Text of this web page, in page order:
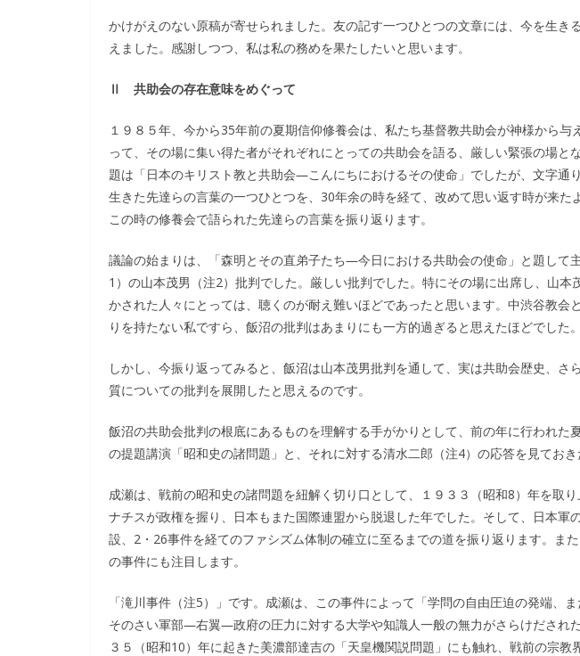
かけがえのない原稿が寄せられました。友の記す一つひとつの文章には、今を生き
えました。感謝しつつ、私は私の務めを果たしたいと思います。
Ⅱ 共助会の存在意味をめぐって
１９８５年、今から35年前の夏期信仰修養会は、私たち基督教共助会が神様から与
って、その場に集い得た者がそれぞれにとっての共助会を語る、厳しい緊張の場と
題は「日本のキリスト教と共助会―こんにちにおけるその使命」でしたが、文字通
生きた先達らの言葉の一つひとつを、30年余の時を経て、改めて思い返す時が来た
この時の修養会で語られた先達らの言葉を振り返ります。
議論の始まりは、「森明とその直弟子たち―今日における共助会の使命」と題して
1）の山本茂男（注2）批判でした。厳しい批判でした。特にその場に出席し、山本
かされた人々にとっては、聴くのが耐え難いほどであったと思います。中渋谷教会
りを持たない私ですら、飯沼の批判はあまりにも一方的過ぎると思えたほどでした。
しかし、今振り返ってみると、飯沼は山本茂男批判を通して、実は共助会歴史、さ
質についての批判を展開したと思えるのです。
飯沼の共助会批判の根底にあるものを理解する手がかりとして、前の年に行われた
の提題講演「昭和史の諸問題」と、それに対する清水二郎（注4）の応答を見ておき
成瀬は、戦前の昭和史の諸問題を紐解く切り口として、１９３３（昭和8）年を取
ナチスが政権を握り、日本もまた国際連盟から脱退した年でした。そして、日本軍
設、2・26事件を経てのファシズム体制の確立に至るまでの道を振り返ります。ま
の事件にも注目します。
「滝川事件（注5）」です。成瀬は、この事件によって「学問の自由圧迫の発端、
そのさい軍部―右翼―政府の圧力に対する大学や知識人一般の無力がさらけだされ
３５（昭和10）年に起きた美濃部達吉の「天皇機関説問題」にも触れ、戦前の宗教